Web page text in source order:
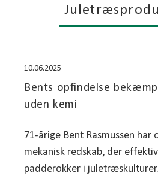
10.06.2025
Bents opfindelse
uden kemi
71-årige Bent Rasmussen har
mekanisk redskab, der
padderokker i juletræskulturer.